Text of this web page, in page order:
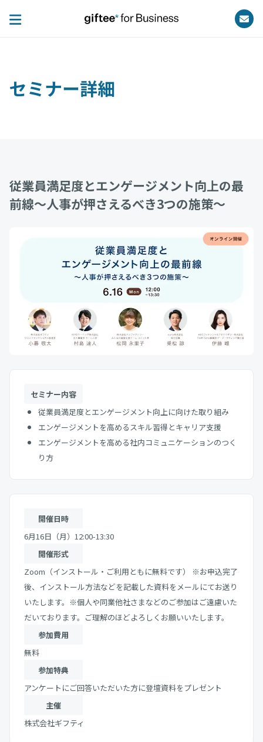
セミナー詳細
従業員満足度とエンゲージメント向上の最
前線〜人事が押さえるべき3つの施策〜
セミナー内容
従業員満足度とエンゲージメント向上に向けた取り組み
エンゲージメントを高めるスキル習得とキャリア支援
エンゲージメントを高める社内コミュニケーションのつく
り方
開催日時
6月16日（月）12:00-13:30
開催形式
Zoom（インストール・ご利用ともに無料です） ※お申込完了
後、インストール方法などを記載した資料をメールにてお送り
いたします。※個人や同業他社さまなどのご参加はご遠慮いた
だいております。ご理解のほどよろしくお願いいたします。
参加費用
無料
参加特典
アンケートにご回答いただいた方に登壇資料をプレゼント
主催
株式会社ギフティ